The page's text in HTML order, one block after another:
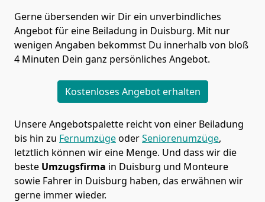
Gerne übersenden wir Dir ein unverbindliches
Angebot für eine Beiladung in Duisburg. Mit nur
wenigen Angaben bekommst Du innerhalb von bloß
4 Minuten Dein ganz persönliches Angebot.
Kostenloses Angebot erhalten
Unsere Angebotspalette reicht von einer Beiladung
bis hin zu FernumzügeoderSeniorenumzüge,
letztlich können wir eine Menge. Und dass wir die
beste Umzugsfirma in Duisburg und Monteure
sowie Fahrer in Duisburg haben, das erwähnen wir
gerne immer wieder.